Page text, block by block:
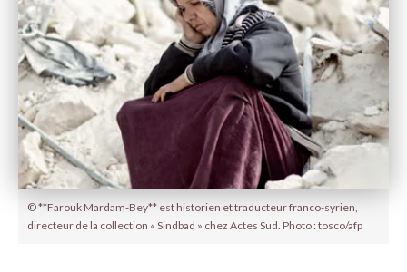
© **Farouk Mardam-Bey** est historien et traducteur franco-syrien,
directeur de la collection « Sindbad » chez Actes Sud. Photo : tosco/afp